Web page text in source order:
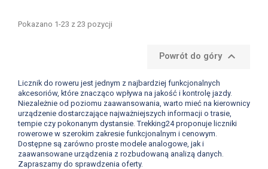
Pokazano 1-23 z 23 pozycji
Powrót do góry 
Licznik do roweru jest jednym z najbardziej funkcjonalnych
akcesoriów, które znacząco wpływa na jakość i kontrolę jazdy.
Niezależnie od poziomu zaawansowania, warto mieć na kierownicy
urządzenie dostarczające najważniejszych informacji o trasie,
tempie czy pokonanym dystansie. Trekking24 proponuje liczniki
rowerowe w szerokim zakresie funkcjonalnym i cenowym.
Dostępne są zarówno proste modele analogowe, jak i
zaawansowane urządzenia z rozbudowaną analizą danych.
Zapraszamy do sprawdzenia oferty.